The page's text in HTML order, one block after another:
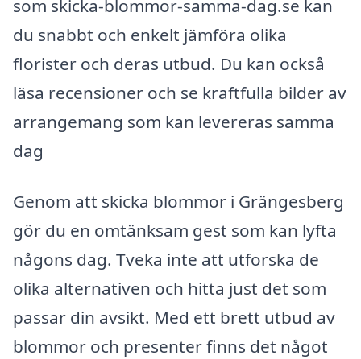
som skicka-blommor-samma-dag.se kan
du snabbt och enkelt jämföra olika
florister och deras utbud. Du kan också
läsa recensioner och se kraftfulla bilder av
arrangemang som kan levereras samma
dag
Genom att skicka blommor i Grängesberg
gör du en omtänksam gest som kan lyfta
någons dag. Tveka inte att utforska de
olika alternativen och hitta just det som
passar din avsikt. Med ett brett utbud av
blommor och presenter finns det något